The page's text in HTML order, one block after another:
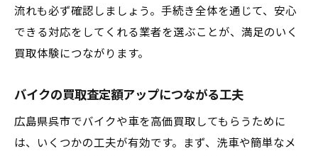
流れも必ず確認しましょう。手続き全体を通じて、安心
できる対応をしてくれる業者を選ぶことが、満足のいく
買取体験につながります。
バイクの買取査定額アップにつながる工夫
広島県呉市でバイクや車を高価買取してもらうために
は、いくつかの工夫が有効です。まず、洗車や簡単なメ